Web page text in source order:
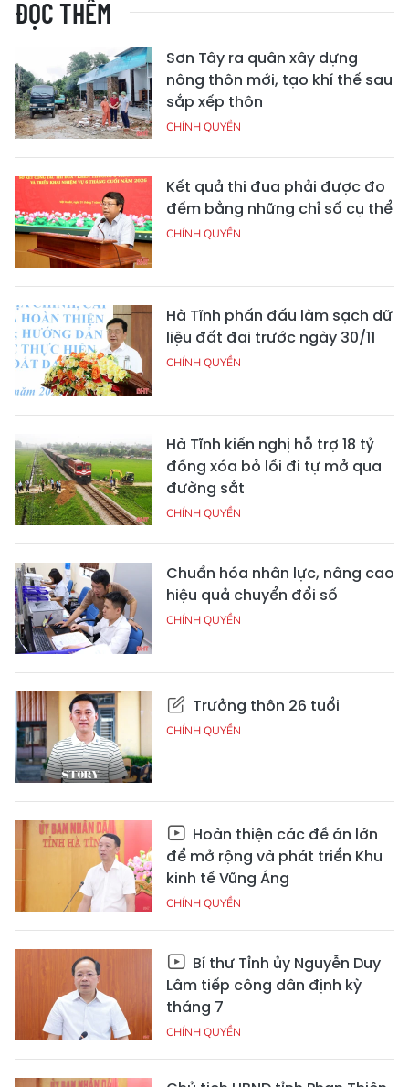
ĐỌC THÊM
Sơn Tây ra quân xây dựng
nông thôn mới, tạo khí thế sau
sắp xếp thôn
CHÍNH QUYỀN
Kết quả thi đua phải được đo
đếm bằng những chỉ số cụ thể
CHÍNH QUYỀN
Hà Tĩnh phấn đấu làm sạch dữ
liệu đất đai trước ngày 30/11
CHÍNH QUYỀN
Hà Tĩnh kiến nghị hỗ trợ 18 tỷ
đồng xóa bỏ lối đi tự mở qua
đường sắt
CHÍNH QUYỀN
Chuẩn hóa nhân lực, nâng cao
hiệu quả chuyển đổi số
CHÍNH QUYỀN
Trưởng thôn 26 tuổi
CHÍNH QUYỀN
Hoàn thiện các đề án lớn
để mở rộng và phát triển Khu
kinh tế Vũng Áng
CHÍNH QUYỀN
Bí thư Tỉnh ủy Nguyễn Duy
Lâm tiếp công dân định kỳ
tháng 7
CHÍNH QUYỀN